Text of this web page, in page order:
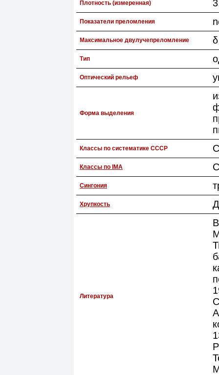
Плотность (измеренная)
Показатели преломления
Максимальное двулучепреломление
Тип
Оптический рельеф
Форма выделения
Классы по систематике СССР
Классы по IMA
Сингония
Хрупкость
Литература